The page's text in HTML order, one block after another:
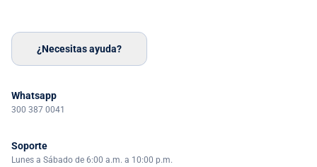
¿Necesitas ayuda?
Whatsapp
300 387 0041
Soporte
Lunes a Sábado de 6:00 a.m. a 10:00 p.m.